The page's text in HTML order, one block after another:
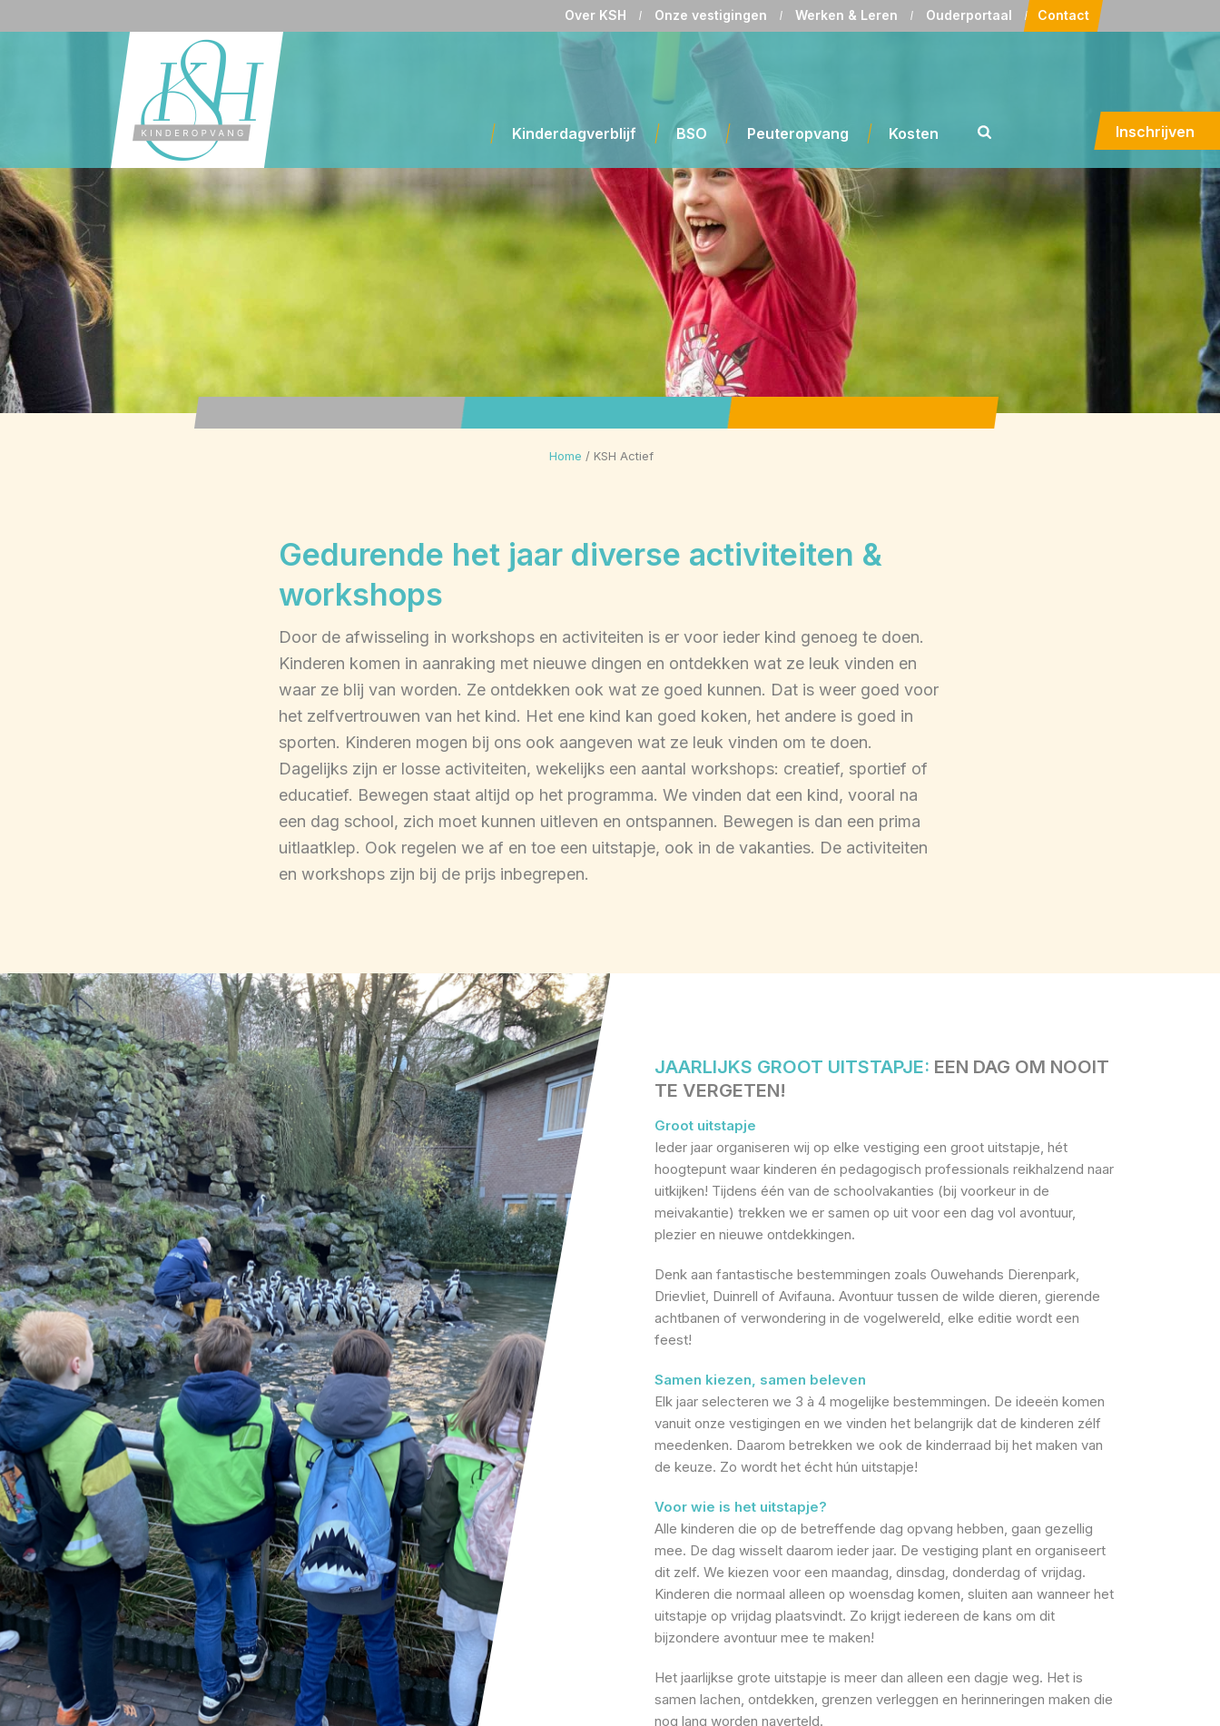
Over KSH Onze vestigingen Werken & Leren Ouderportaal Contact
Kinderdagverblijf BSO Peuteropvang Kosten Inschrijven
Home / KSH Actief
Gedurende het jaar diverse activiteiten &
workshops
Door de afwisseling in workshops en activiteiten is er voor ieder kind genoeg te doen.
Kinderen komen in aanraking met nieuwe dingen en ontdekken wat ze leuk vinden en
waar ze blij van worden. Ze ontdekken ook wat ze goed kunnen. Dat is weer goed voor
het zelfvertrouwen van het kind. Het ene kind kan goed koken, het andere is goed in
sporten. Kinderen mogen bij ons ook aangeven wat ze leuk vinden om te doen.
Dagelijks zijn er losse activiteiten, wekelijks een aantal workshops: creatief, sportief of
educatief. Bewegen staat altijd op het programma. We vinden dat een kind, vooral na
een dag school, zich moet kunnen uitleven en ontspannen. Bewegen is dan een prima
uitlaatklep. Ook regelen we af en toe een uitstapje, ook in de vakanties. De activiteiten
en workshops zijn bij de prijs inbegrepen.
JAARLIJKS GROOT UITSTAPJE: EEN DAG OM NOOIT
TE VERGETEN!
Groot uitstapje
Ieder jaar organiseren wij op elke vestiging een groot uitstapje, hét
hoogtepunt waar kinderen én pedagogisch professionals reikhalzend naar
uitkijken! Tijdens één van de schoolvakanties (bij voorkeur in de
meivakantie) trekken we er samen op uit voor een dag vol avontuur,
plezier en nieuwe ontdekkingen.
Denk aan fantastische bestemmingen zoals Ouwehands Dierenpark,
Drievliet, Duinrell of Avifauna. Avontuur tussen de wilde dieren, gierende
achtbanen of verwondering in de vogelwereld, elke editie wordt een
feest!
Samen kiezen, samen beleven
Elk jaar selecteren we 3 à 4 mogelijke bestemmingen. De ideeën komen
vanuit onze vestigingen en we vinden het belangrijk dat de kinderen zélf
meedenken. Daarom betrekken we ook de kinderraad bij het maken van
de keuze. Zo wordt het écht hún uitstapje!
Voor wie is het uitstapje?
Alle kinderen die op de betreffende dag opvang hebben, gaan gezellig
mee. De dag wisselt daarom ieder jaar. De vestiging plant en organiseert
dit zelf. We kiezen voor een maandag, dinsdag, donderdag of vrijdag.
Kinderen die normaal alleen op woensdag komen, sluiten aan wanneer het
uitstapje op vrijdag plaatsvindt. Zo krijgt iedereen de kans om dit
bijzondere avontuur mee te maken!
Het jaarlijkse grote uitstapje is meer dan alleen een dagje weg. Het is
samen lachen, ontdekken, grenzen verleggen en herinneringen maken die
nog lang worden naverteld.